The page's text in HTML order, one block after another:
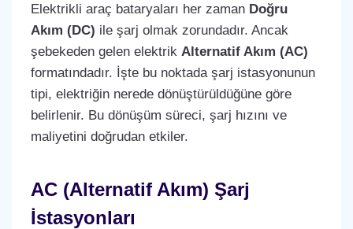
Elektrikli araç bataryaları her zaman Doğru
Akım (DC) ile şarj olmak zorundadır. Ancak
şebekeden gelen elektrik Alternatif Akım (AC)
formatındadır. İşte bu noktada şarj istasyonunun
tipi, elektriğin nerede dönüştürüldüğüne göre
belirlenir. Bu dönüşüm süreci, şarj hızını ve
maliyetini doğrudan etkiler.
AC (Alternatif Akım) Şarj
İstasyonları